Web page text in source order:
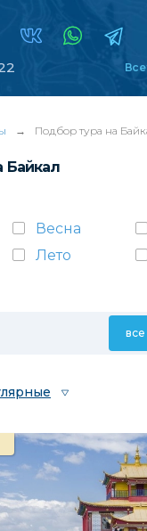
→ Подбор тура на
Байкал
Весна
Лето